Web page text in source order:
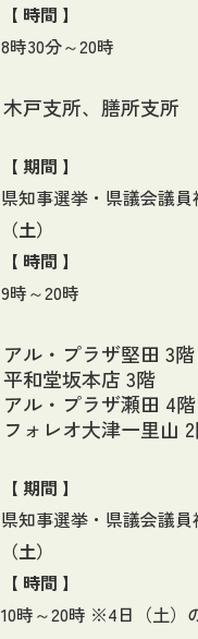
【 時間 】
8時30分～20時
木戸支所、膳所支所
【 期間 】
県知事選挙・県議会議員
（土）
【 時間 】
9時～20時
アル・プラザ堅田 3階
平和堂坂本店 3階
アル・プラザ瀬田 4階
フォレオ大津一里山
【 期間 】
県知事選挙・県議会議員
（土）
【 時間 】
10時～20時 ※4日（土）